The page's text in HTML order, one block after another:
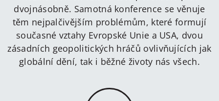
dvojnásobně. Samotná konference se věnuje
těm nejpalčivějším problémům, které formují
současné vztahy Evropské Unie a USA, dvou
zásadních geopolitických hráčů ovlivňujících jak
globální dění, tak i běžné životy nás všech.